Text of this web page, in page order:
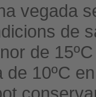
vegada
de
de
10ºC